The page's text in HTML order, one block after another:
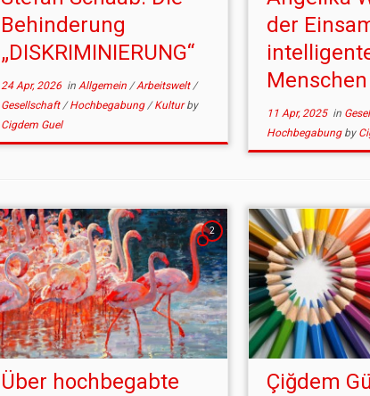
Behinderung
„DISKRIMINIERUNG“
24 Apr, 2026 inAllgemein/Arbeitswelt/
Gesellschaft/Hochbegabung/Kulturby
Cigdem Guel
der
Menschen
11 Apr, 2025in
Hochbegabung by
2
Über hochbegabte
Çiğdem